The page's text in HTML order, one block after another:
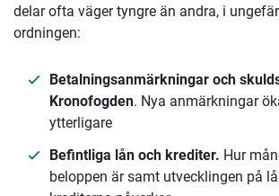
delar ofta väger tyngre än andra, i
ordningen:
Betalningsanmärkningar och
Kronofogden. Nya anmärkningar
ytterligare
Befintliga lån och krediter. Hur
beloppen är samt utvecklingen på